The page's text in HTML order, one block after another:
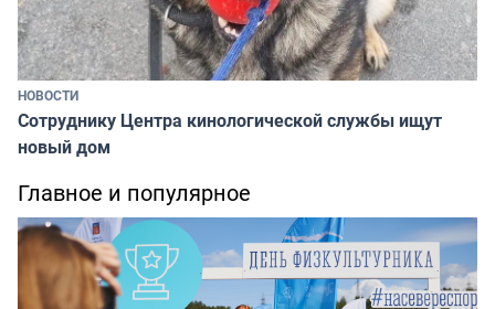
НОВОСТИ
Сотруднику Центра кинологической службы ищут
новый дом
Главное и популярное